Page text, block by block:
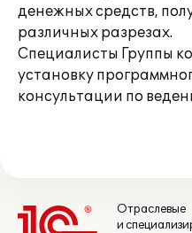
денежных средств,
различных разрезах.
Специалисты Группы
установку
консультации по
Отраслевые
и